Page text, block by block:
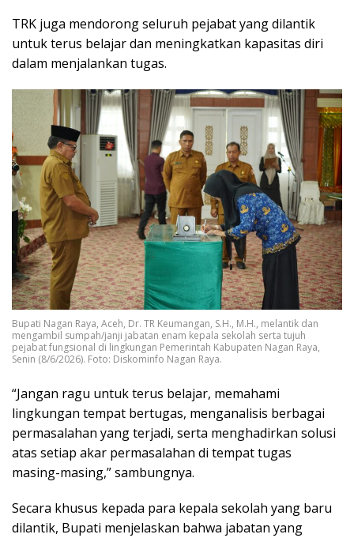
TRK juga mendorong seluruh pejabat yang dilantik
untuk terus belajar dan meningkatkan kapasitas diri
dalam menjalankan tugas.
Bupati Nagan Raya, Aceh, Dr. TR Keumangan, S.H., M.H., melantik dan
mengambil sumpah/janji jabatan enam kepala sekolah serta tujuh
pejabat fungsional di lingkungan Pemerintah Kabupaten Nagan Raya,
Senin (8/6/2026). Foto: Diskominfo Nagan Raya.
“Jangan ragu untuk terus belajar, memahami
lingkungan tempat bertugas, menganalisis berbagai
permasalahan yang terjadi, serta menghadirkan solusi
atas setiap akar permasalahan di tempat tugas
masing-masing,” sambungnya.
Secara khusus kepada para kepala sekolah yang baru
dilantik, Bupati menjelaskan bahwa jabatan yang